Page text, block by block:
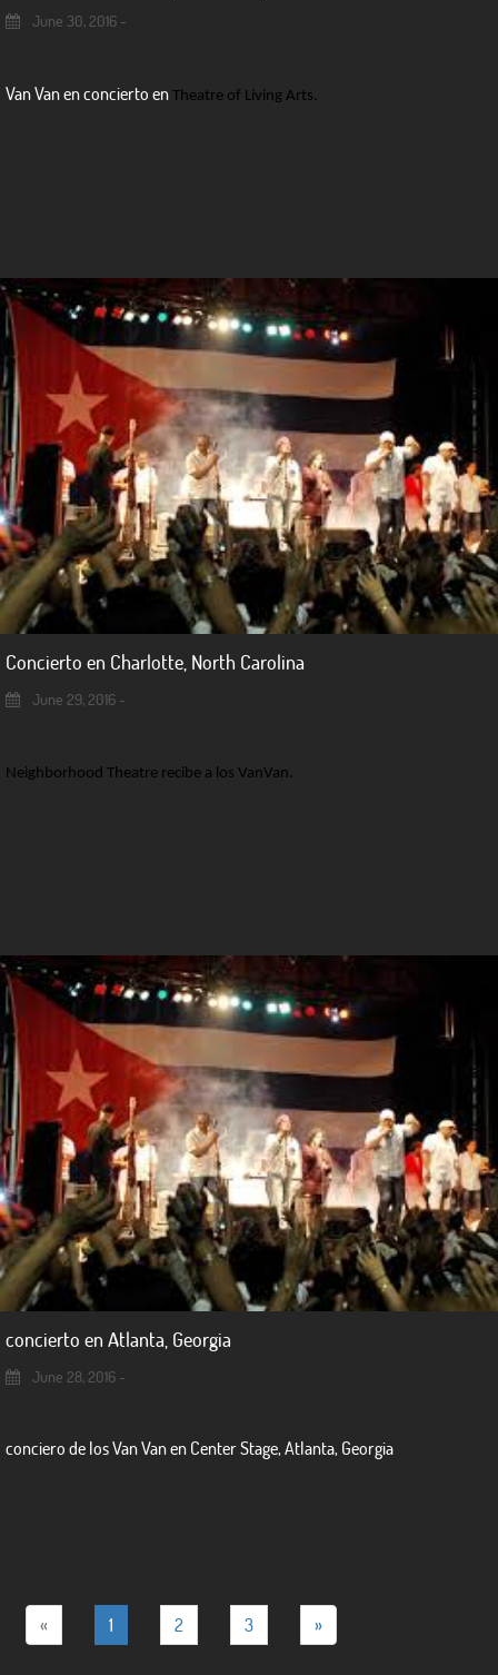
June 30, 2016 -
Van Van en concierto en Theatre of Living Arts.
Concierto en Charlotte, North Carolina
June 29, 2016 -
Neighborhood Theatre recibe a los VanVan.
concierto en Atlanta, Georgia
June 28, 2016 -
conciero de los Van Van en Center Stage, Atlanta, Georgia
« 1 2 3 »